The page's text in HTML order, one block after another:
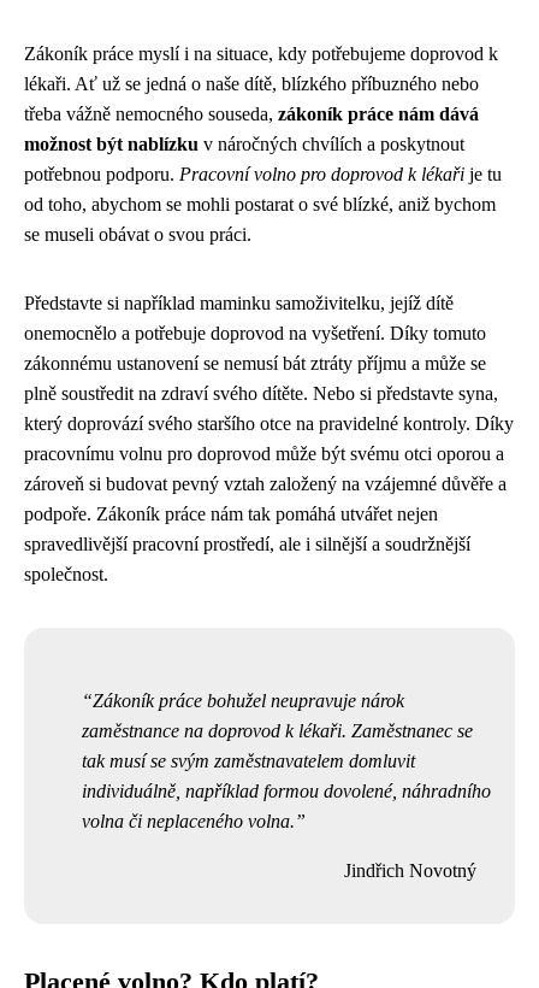
Zákoník práce myslí i na situace, kdy potřebujeme doprovod k
lékaři. Ať už se jedná o naše dítě, blízkého příbuzného nebo
třeba vážně nemocného souseda, zákoník práce nám dává
možnost být nablízku v náročných chvílích a poskytnout
potřebnou podporu. Pracovní volno pro doprovod k lékaři je tu
od toho, abychom se mohli postarat o své blízké, aniž bychom
se museli obávat o svou práci.
Představte si například maminku samoživitelku, jejíž dítě
onemocnělo a potřebuje doprovod na vyšetření. Díky tomuto
zákonnému ustanovení se nemusí bát ztráty příjmu a může se
plně soustředit na zdraví svého dítěte. Nebo si představte syna,
který doprovází svého staršího otce na pravidelné kontroly. Díky
pracovnímu volnu pro doprovod může být svému otci oporou a
zároveň si budovat pevný vztah založený na vzájemné důvěře a
podpoře. Zákoník práce nám tak pomáhá utvářet nejen
spravedlivější pracovní prostředí, ale i silnější a soudržnější
společnost.
Zákoník práce bohužel neupravuje nárok
zaměstnance na doprovod k lékaři. Zaměstnanec se
tak musí se svým zaměstnavatelem domluvit
individuálně, například formou dovolené, náhradního
volna či neplaceného volna.
Jindřich Novotný
Placené volno? Kdo platí?